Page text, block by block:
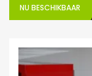
NU BESCHIKBAAR